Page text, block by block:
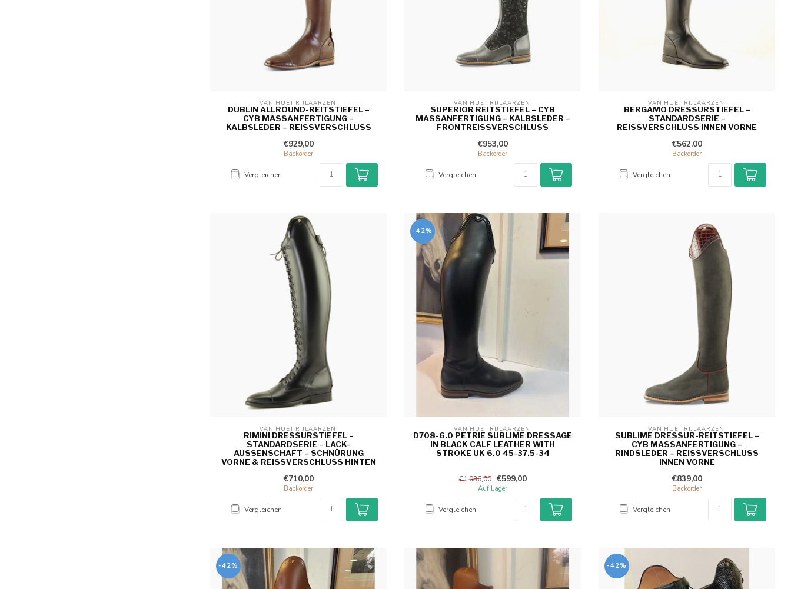
VAN HUET RIJLAARZEN
DUBLIN ALLROUND-REITSTIEFEL –
CYB MASSANFERTIGUNG – K
ALBSLEDER – REISSVERSCHLUSS
€929,00
Backorder
Vergleichen
VAN HUET RIJLAARZEN
SUPERIOR REITSTIEFEL – CYB
MASSANFERTIGUNG – KALBSLEDER – F
RONTREISSVERSCHLUSS
€953,00
Backorder
Vergleichen
VAN HUET RIJLAARZEN
BERGAMO DRESSURSTIEFEL –
STANDARDSERIE –
REISSVERSCHLUSS INNEN VORNE
€562,00
Backorder
Vergleichen
VAN HUET RIJLAARZEN
RIMINI DRESSURSTIEFEL –
STANDARDSERIE – LACK-
AUSSENSCHAFT – SCHNÜRUNG V
ORNE & REISSVERSCHLUSS HINTEN
€710,00
Backorder
Vergleichen
-42%
VAN HUET RIJLAARZEN
D708-6.0 PETRIE SUBLIME DRESSAGE
IN BLACK CALF LEATHER WITH
STROKE UK 6.0 45-37.5-34
€1.036,00 €599,00
Auf Lager
Vergleichen
VAN HUET RIJLAARZEN
SUBLIME DRESSUR-REITSTIEFEL –
CYB MASSANFERTIGUNG – R
INDSLEDER – REISSVERSCHLUSS IN
NEN VORNE
€839,00
Backorder
Vergleichen
-42% -42%